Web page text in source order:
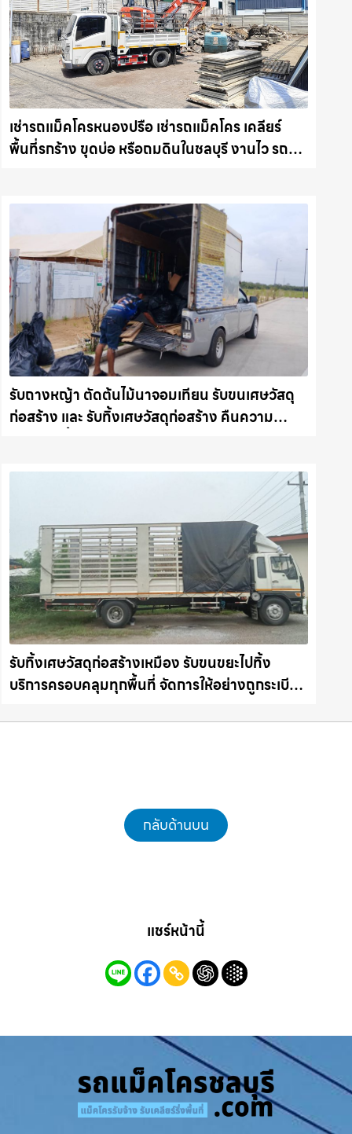
เช่ารถแม็คโครหนองปรือ เช่ารถแม็คโคร เคลียร์
พื้นที่รกร้าง ขุดบ่อ หรือถมดินในชลบุรี งานไว รถ
รับถางหญ้า ตัดต้นไม้นาจอมเทียน รับขนเศษวัสดุ
ก่อสร้าง และ รับทิ้งเศษวัสดุก่อสร้าง คืนความ
รับทิ้งเศษวัสดุก่อสร้างเหมือง รับขนขยะไปทิ้ง
บริการครอบคลุมทุกพื้นที่ จัดการให้อย่างถูกระเบียบ
กลับด้านบน
แชร์หน้านี้